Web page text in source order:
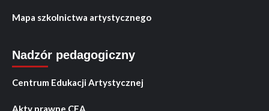
Mapa szkolnictwa artystycznego
Nadzór pedagogiczny
Centrum Edukacji Artystycznej
Akty prawne CEA